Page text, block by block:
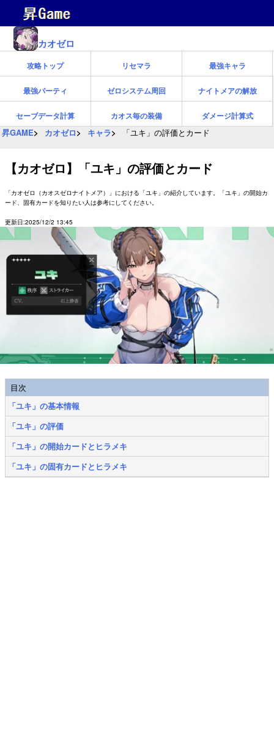
カオゼロ
攻略トップ リセマラ 最強キャラ
最強パーティ ゼロシステム周回 ナイトメアの解放
セーブデータ計算 カオス毎の装備 ダメージ計算式
昇GAME カオゼロ キャラ 「ユキ」の評価とカード
【カオゼロ】「ユキ」の評価とカード
「カオゼロ（カオスゼロナイトメア）」における「ユキ」の紹介しています。「ユキ」の開始カ
ード、固有カードを知りたい人は参考にしてください。
更新日:2025/12/2 13:45
目次
「ユキ」の基本情報
「ユキ」の評価
「ユキ」の開始カードとヒラメキ
「ユキ」の固有カードとヒラメキ